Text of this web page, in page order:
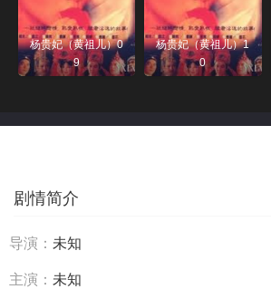
杨贵妃（黄祖儿）0
9
杨贵妃（黄祖儿）1
0
剧情简介
导演： 未知
主演： 未知